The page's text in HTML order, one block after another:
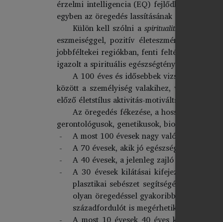
érzelmi intelligencia (EQ) fejlődhet, és ily
egyben az öregedés lassításának is feltétele.
Külön kell szólni a spiritualitás, a hit és a
eszmeiséggel, pozitív életeszményekkel
jobbféltekei regiókban, fenti feltételek mellett
igazolt a spirituális egészségtényezők
A 100 éves és idősebbek vizsgálatai
között a személyiség valakihez, valamihez
előző életstílus aktivitás-motiváltságát.
Az öregedés fékezése, a
gerontológusok, genetikusok, biológusok,
A most 100 évesek nagy valószínűséggel
A 70 évesek, akik jó egészségnek
A 40 évesek, a jelenleg zajló kutatások
A 30 évesek kilátásai kifejezetten jók,
plasztikai sebészet segítségével,
olyan öregedéssel gyakoribbá váló
századfordulót is megérhetik.
A most 10 évesek 40 éves korukra